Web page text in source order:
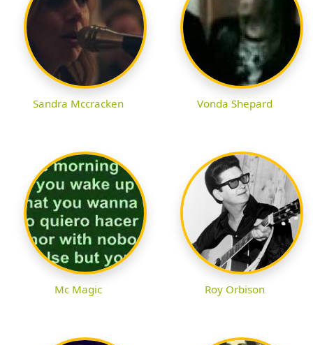
Sandra Mccracken Vonda Shepard
Mc Magic Roy Orbison